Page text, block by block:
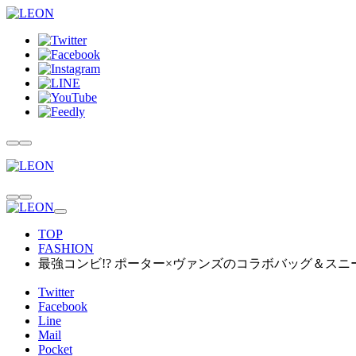
TOP
FASHION
最強コンビ!? ポーター×ヴァンズのコラボバッグ＆スニ
Twitter
Facebook
Line
Mail
Pocket